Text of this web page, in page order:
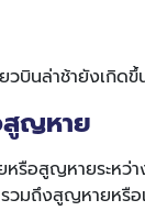
บินล่าช้ายังเกิด
สูญหาย
อสูญหายระหว่า
มถึงสูญหายหรือ